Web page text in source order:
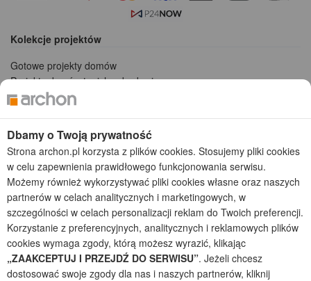
Kolekcje projektów
Gotowe projekty domów
Projekty domów tanich w budowie
Projekty domów szeregowych
Projekty domów wielorodzinnych
Projekty domów bliźniaczych
Projekty domów nowoczesnych
Projekty domów parterowych
2026 © ARCHON+ Biuro Projektów - Tradycyjne i nowoczesne gotowe
projekty domów - autorska pracownia architektoniczna założona w 1990r.
przez arch. Barbarę Mendel
Z uwagi na ciągłe doskonalenie procesu powstawania projektów (zgodnie z
normą ISO 9001), prezentowane na stronie projekty domów mogą
nieznacznie różnić się od dokumentacji technicznej.
Dbamy o Twoją prywatność
Strona archon.pl korzysta z plików cookies. Stosujemy pliki cookies
w celu zapewnienia prawidłowego funkcjonowania serwisu.
Możemy również wykorzystywać pliki cookies własne oraz naszych
partnerów w celach analitycznych i marketingowych, w
szczególności w celach personalizacji reklam do Twoich preferencji.
Korzystanie z preferencyjnych, analitycznych i reklamowych plików
cookies wymaga zgody, którą możesz wyrazić, klikając
„ZAAKCEPTUJ I PRZEJDŹ DO SERWISU”. Jeżeli chcesz
dostosować swoje zgody dla nas i naszych partnerów, kliknij